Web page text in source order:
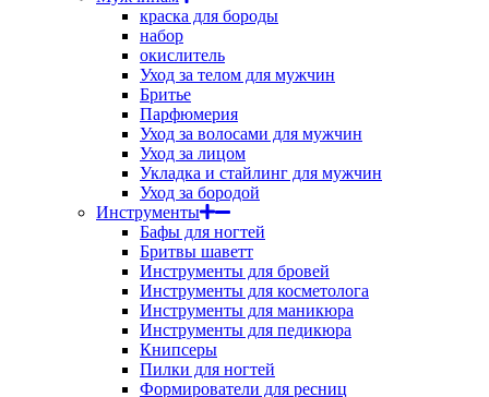
краска для бороды
набор
окислитель
Уход за телом для мужчин
Бритье
Парфюмерия
Уход за волосами для мужчин
Уход за лицом
Укладка и стайлинг для мужчин
Уход за бородой
Инструменты
Бафы для ногтей
Бритвы шаветт
Инструменты для бровей
Инструменты для косметолога
Инструменты для маникюра
Инструменты для педикюра
Книпсеры
Пилки для ногтей
Формирователи для ресниц